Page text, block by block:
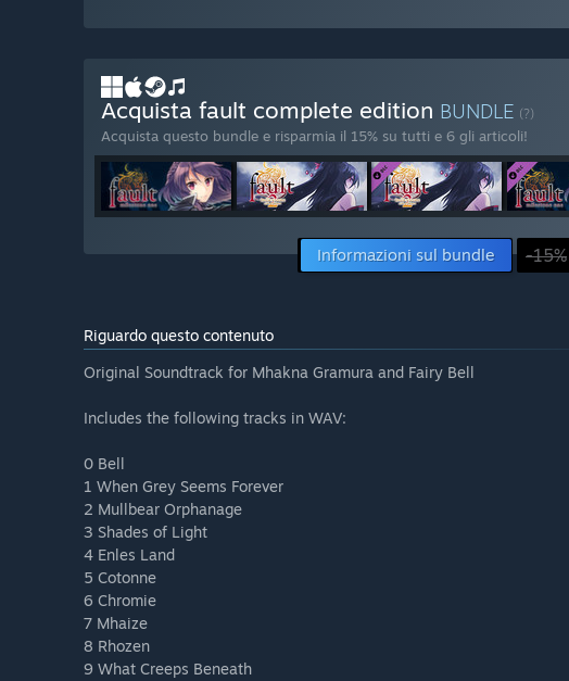
Acquista fault complete edition BUNDLE (?)
Acquista questo bundle e risparmia il 15% su tutti e 6 gli articoli!
Informazioni sul bundle -15%
Riguardo questo contenuto
Original Soundtrack for Mhakna Gramura and Fairy Bell
Includes the following tracks in WAV:
0 Bell
1 When Grey Seems Forever
2 Mullbear Orphanage
3 Shades of Light
4 Enles Land
5 Cotonne
6 Chromie
7 Mhaize
8 Rhozen
9 What Creeps Beneath